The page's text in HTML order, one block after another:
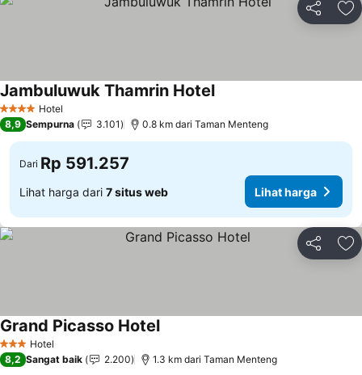
Bagikan
4 BintangHotel
Jambuluwuk Thamrin HotelLihat harga
8,9 Sempurna 3.101 0.8 km dari Taman Menteng
Dari Rp 591.257
Lihat harga dari 7 situs web Lihat harga
Bagikan
3 BintangHotel
Grand Picasso HotelLihat harga
8,2 Sangat baik 2.200 1.3 km dari Taman Menteng